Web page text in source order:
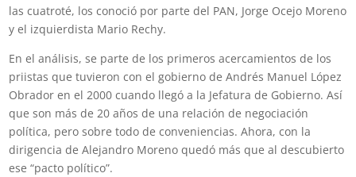
las cuatroté, los conoció por parte del PAN, Jorge Ocejo Moreno
y el izquierdista Mario Rechy.
En el análisis, se parte de los primeros acercamientos de los
priistas que tuvieron con el gobierno de Andrés Manuel López
Obrador en el 2000 cuando llegó a la Jefatura de Gobierno. Así
que son más de 20 años de una relación de negociación
política, pero sobre todo de conveniencias. Ahora, con la
dirigencia de Alejandro Moreno quedó más que al descubierto
ese “pacto político”.